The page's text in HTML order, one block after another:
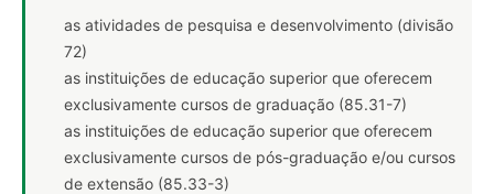
as atividades de pesquisa e desenvolvimento (divisão
72)
as instituições de educação superior que oferecem
exclusivamente cursos de graduação (85.31-7)
as instituições de educação superior que oferecem
exclusivamente cursos de pós-graduação e/ou cursos
de extensão (85.33-3)